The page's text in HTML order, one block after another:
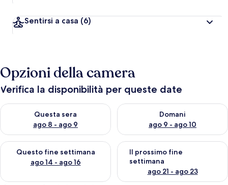
Sentirsi a casa (6)
Opzioni della camera
Verifica la disponibilità per queste date
Questa sera
ago 8 - ago 9
Verifica la disponibilità per questa sera, ago 8 - ago 9
Domani
ago 9 - ago 10
Verifica la disponibilità per
Questo fine settimana
ago 14 - ago 16
Verifica la disponibilità per questo fine settimana, ago 14 -
Il prossimo fine
settimana
ago 21 - ago 23
Verifica la disponibilità per il